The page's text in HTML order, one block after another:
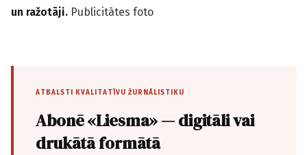
un ražotāji. Publicitātes foto
ATBALSTI KVALITATĪVU ŽURNĀLISTIKU
Abonē «Liesma» — digitāli vai
drukātā formātā